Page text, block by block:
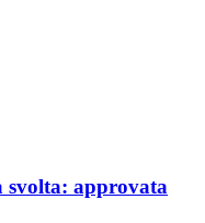
svolta: approvata